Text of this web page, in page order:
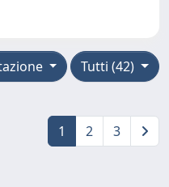
Tutti (42)
1 2 3